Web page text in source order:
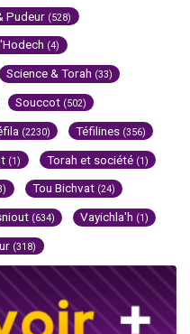
Pudeur (528)
(4)
Science & Torah (33)
Souccot (502)
(2230) Téfilines (356)
(1) Torah et société (1)
Tou Bichvat (24)
(634) Vayichla'h (1)
(318)